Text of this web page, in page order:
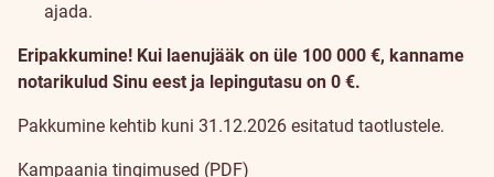
ajada.
Eripakkumine! Kui laenujääk on üle 100 000 €, kanname
notarikulud Sinu eest ja lepingutasu on 0 €.
Pakkumine kehtib kuni 31.12.2026 esitatud taotlustele.
Kampaania tingimused (PDF)